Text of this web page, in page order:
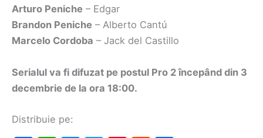
Arturo Peniche – Edgar
Brandon Peniche – Alberto Cantú
Marcelo Cordoba – Jack del Castillo
Serialul va fi difuzat pe postul Pro 2 începând din 3
decembrie de la ora 18:00.
Distribuie pe: